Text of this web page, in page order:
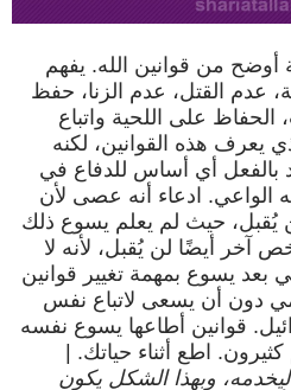
من قوانين الله. يفهم
عدم القتل، عدم الزنا، حفظ
الحفاظ على اللحية واتباع
يعرف هذه القوانين، لكنه
بالفعل أي أساس للدفاع في
الواعي. ادعاء أنه عصى لأن
حيث لم يعلم يسوع ذلك
آخر أيضًا لن يُقبل، لأنه لا
يسوع بمهمة تغيير قوانين
دون أن يسعى لاتباع نفس
قوانين أطاعها يسوع نفسه
كثيرون. اطع أثناء حياتك. |
وبهذا الشكل يكون